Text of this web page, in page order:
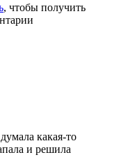
, чтобы получить
какая-то
и решила